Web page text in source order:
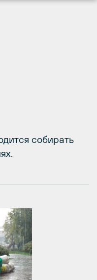
собирать